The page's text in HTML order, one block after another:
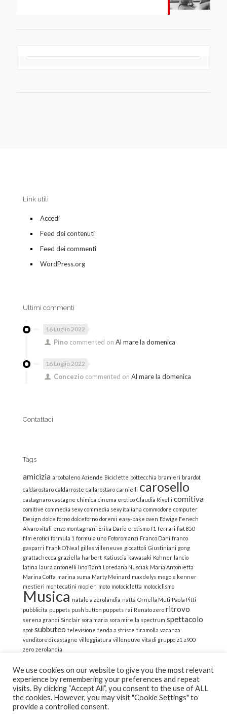
Link utili
Accedi
Feed dei contenuti
Feed dei commenti
WordPress.org
Ultimi commenti
16 Luglio 2022
Pino commented onAl mare la domenica
16 Luglio 2022
Concezio commented onAl mare la domenica
Contattaci
Tags
amicizia arcobaleno Aziende Biciclette bottecchia bramieri brardot
caldarostaro caldarroste callarostaro carnielli carosello
castagnaro castagne chimica cinema erotico Claudia Rivelli comitiva
comitive commedia sexy commedia sexy italiana commodore computer
Design dolce forno dolceforno doremi easy-bake oven Edwige Fenech
Alvaro vitali enzo montagnani Erika Dario erotismo f1 ferrari fiat 850
film erotici formula 1 formula uno Fotoromanzi Franco Dani franco
gasparri Frank O’Neal gilles villeneuve giocattoli Giustiniani gong
grattachecca graziella harbert Katiuscia kawasaki Kohner lancio
latina laura antonelli lino Banfi Loredana Nusciak Maria Antonietta
Marina Coffa marina suma Marty Meinard max delys mego e kenner
mestieri montecatini moplen moto motocicletta motociclismo
Musica natale a zerolandia natta Ornella Muti Paola Pitti
pubblicita puppets push button puppets rai Renato zero ritrovo
serena grandi Sinclair sora maria sora mirella spectrum spettacolo
spot subbuteo televisione tenda a strisce tiramolla vacanza
venditore di castagne villeggiatura villeneuve vita di gruppo z1 z900
zero zerolandia
© 2022 La Strana Nostalgia | All Rights Reserved | Powered
We use cookies on our website to give you the most relevant
experience by remembering your preferences and repeat
visits. By clicking “Accept All”, you consent to the use of ALL
the cookies. However, you may visit "Cookie Settings" to
provide a controlled consent.